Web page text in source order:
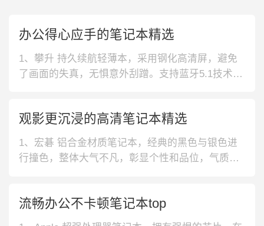
办公得心应手的笔记本精选
1、攀升 持久续航轻薄本，采用钢化高清屏，避免
了画面的失真，无惧意外刮蹭。支持蓝牙5.1技术，
带来更加广阔的视野感，追剧更加畅快。搭配丰富
的接口设计，满足多设备的连接需求，使用便捷。
3、YEPO 固态盘笔记
观影更沉浸的高清笔记本精选
1、宏碁 铝合金材质笔记本，经典的黑色与银色进
行撞色，整体大气不凡，彰显个性和品位，气质十
办公室输入文字，不会有刺耳的键盘声，贴心舒
适。钻石切割工艺，棱角分明，彰显大气美感。3、
流畅办公不卡顿笔记本top